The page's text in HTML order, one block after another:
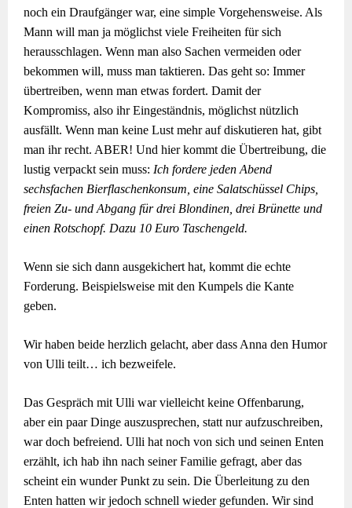
noch ein Draufgänger war, eine simple Vorgehensweise. Als
Mann will man ja möglichst viele Freiheiten für sich
herausschlagen. Wenn man also Sachen vermeiden oder
bekommen will, muss man taktieren. Das geht so: Immer
übertreiben, wenn man etwas fordert. Damit der
Kompromiss, also ihr Eingeständnis, möglichst nützlich
ausfällt. Wenn man keine Lust mehr auf diskutieren hat, gibt
man ihr recht. ABER! Und hier kommt die Übertreibung, die
lustig verpackt sein muss: Ich fordere jeden Abend
sechsfachen Bierflaschenkonsum, eine Salatschüssel Chips,
freien Zu- und Abgang für drei Blondinen, drei Brünette und
einen Rotschopf. Dazu 10 Euro Taschengeld.
Wenn sie sich dann ausgekichert hat, kommt die echte
Forderung. Beispielsweise mit den Kumpels die Kante
geben.
Wir haben beide herzlich gelacht, aber dass Anna den Humor
von Ulli teilt… ich bezweifele.
Das Gespräch mit Ulli war vielleicht keine Offenbarung,
aber ein paar Dinge auszusprechen, statt nur aufzuschreiben,
war doch befreiend. Ulli hat noch von sich und seinen Enten
erzählt, ich hab ihn nach seiner Familie gefragt, aber das
scheint ein wunder Punkt zu sein. Die Überleitung zu den
Enten hatten wir jedoch schnell wieder gefunden. Wir sind